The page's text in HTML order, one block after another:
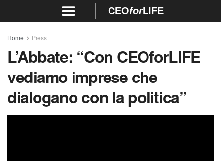
CEOforLIFE
Home Press
L’Abbate: “Con CEOforLIFE
vediamo imprese che
dialogano con la politica”